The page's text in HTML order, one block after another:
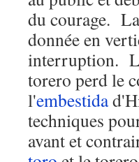
du courage.
donnée en
interruption.
torero perd le
l'embestida
techniques
avant et